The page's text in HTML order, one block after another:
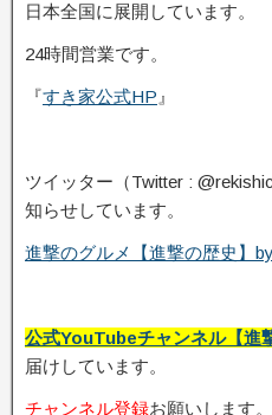
日本全国に展開しています。
24時間営業です。
『すき家公式HP 』
ツイッター（Twitter :
知らせしています。
進撃のグルメ【進撃の歴史】
公式YouTubeチャンネル【進
届けしています。
チャンネル登録お願いします。